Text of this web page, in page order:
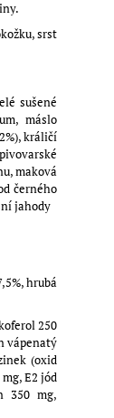
srst
sušené
máslo
králičí
maková
černého
jahody
hrubá
250
vápenatý
(oxid
E2 jód
350 mg,